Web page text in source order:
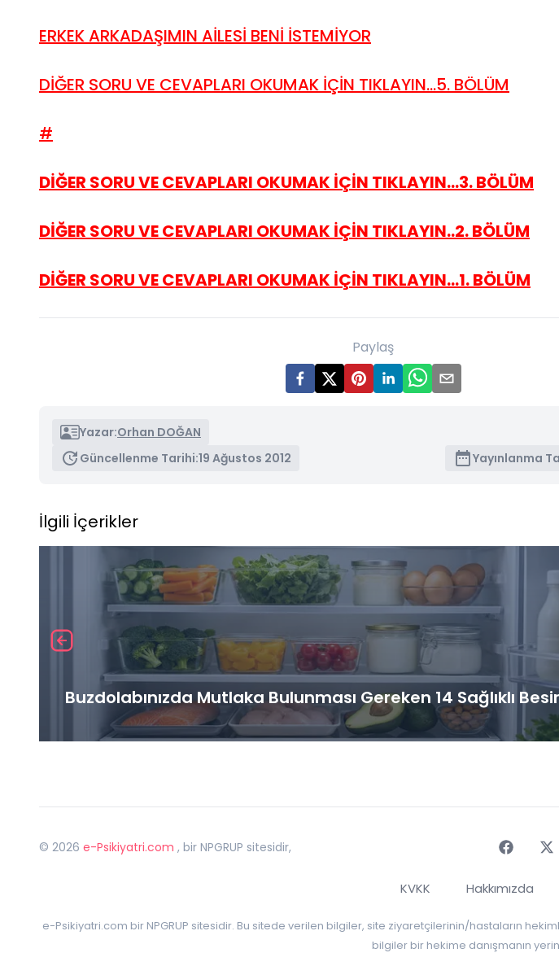
ERKEK ARKADAŞIMIN AİLESİ BENİ İSTEMİYOR
DİĞER SORU VE CEVAPLARI OKUMAK İÇİN TIKLAYIN...5. BÖLÜM
#
DİĞER SORU VE CEVAPLARI OKUMAK İÇİN TIKLAYIN...3. BÖLÜM
DİĞER SORU VE CEVAPLARI OKUMAK İÇİN TIKLAYIN..2. BÖLÜM
DİĞER SORU VE CEVAPLARI OKUMAK İÇİN TIKLAYIN...1. BÖLÜM
Paylaş
Yazar:Orhan DOĞAN
Güncellenme Tarihi:19 Ağustos 2012 Yayınlanma
İlgili İçerikler
Buzdolabınızda Mutlaka Bulunması Gereken 14 Sağlıklı
© 2026 e-Psikiyatri.com , bir NPGRUP sitesidir,
KVKK Hakkımızda
e-Psikiyatri.com bir NPGRUP sitesidir. Bu sitede verilen bilgiler, site ziyaretçilerinin/hastaların
bilgiler bir hekime danışmanın